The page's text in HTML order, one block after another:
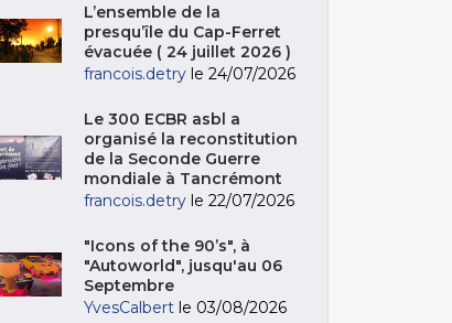
L’ensemble de la
presqu’île du Cap-Ferret
évacuée ( 24 juillet 2026 )
francois.detry le 24/07/2026
Le 300 ECBR asbl a
organisé la reconstitution
de la Seconde Guerre
mondiale à Tancrémont
francois.detry le 22/07/2026
"Icons of the 90’s", à
"Autoworld", jusqu'au 06
Septembre
YvesCalbert le 03/08/2026